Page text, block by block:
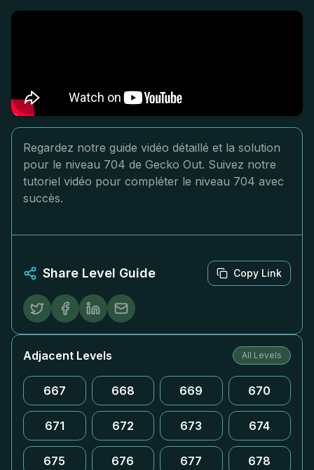
Regardez notre guide vidéo détaillé et la solution
pour le niveau 704 de Gecko Out. Suivez notre
tutoriel vidéo pour compléter le niveau 704 avec
succès.
Share Level Guide Copy Link
Adjacent Levels All Levels
667 668 669 670
671 672 673 674
675 676 677 678